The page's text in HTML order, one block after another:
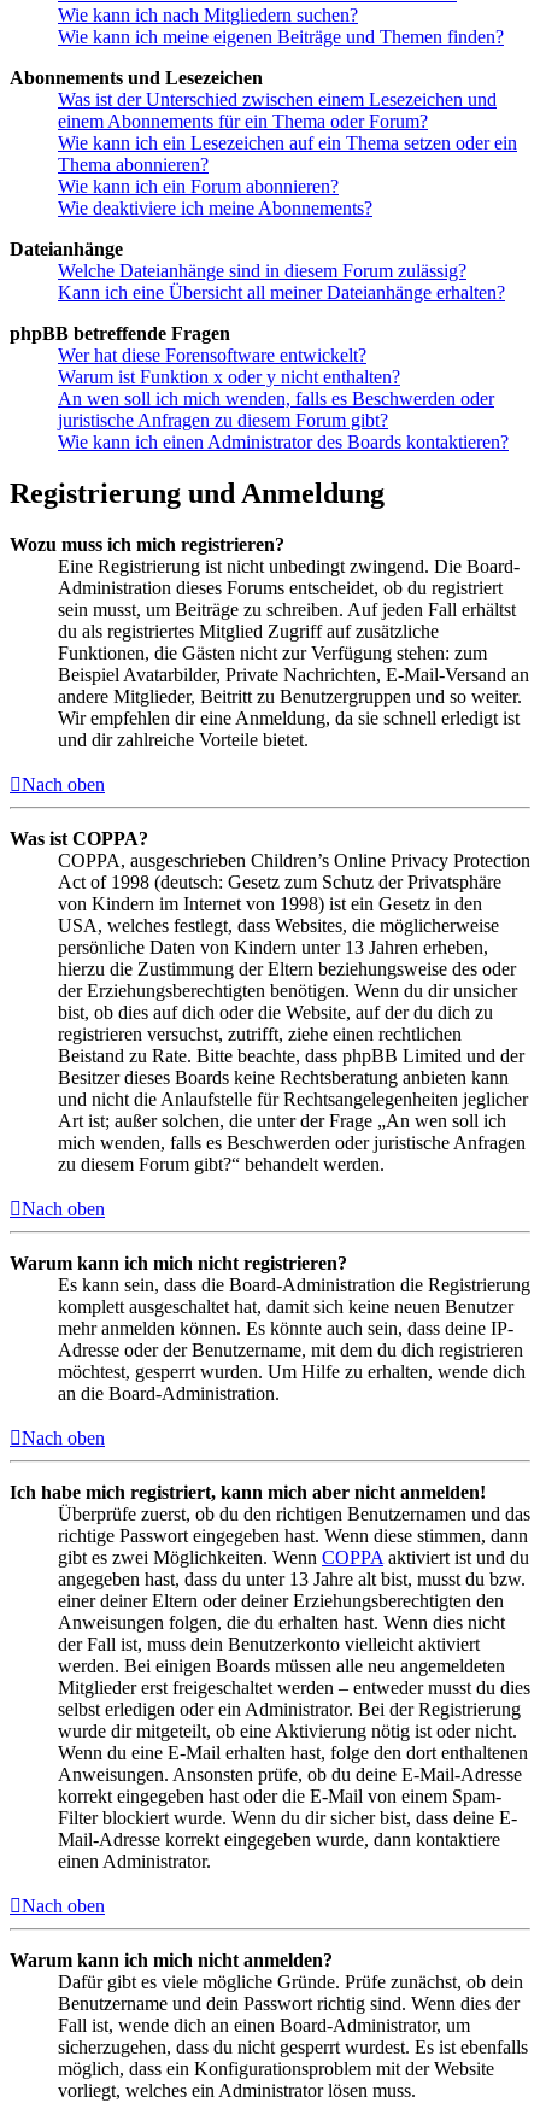
Wie kann ich nach Mitgliedern suchen?
Wie kann ich meine eigenen Beiträge und Themen finden?
Abonnements und Lesezeichen
Was ist der Unterschied zwischen einem Lesezeichen und
einem Abonnements für ein Thema oder Forum?
Wie kann ich ein Lesezeichen auf ein Thema setzen oder ein
Thema abonnieren?
Wie kann ich ein Forum abonnieren?
Wie deaktiviere ich meine Abonnements?
Dateianhänge
Welche Dateianhänge sind in diesem Forum zulässig?
Kann ich eine Übersicht all meiner Dateianhänge erhalten?
phpBB betreffende Fragen
Wer hat diese Forensoftware entwickelt?
Warum ist Funktion x oder y nicht enthalten?
An wen soll ich mich wenden, falls es Beschwerden oder
juristische Anfragen zu diesem Forum gibt?
Wie kann ich einen Administrator des Boards kontaktieren?
Registrierung und Anmeldung
Wozu muss ich mich registrieren?
Eine Registrierung ist nicht unbedingt zwingend. Die Board-
Administration dieses Forums entscheidet, ob du registriert
sein musst, um Beiträge zu schreiben. Auf jeden Fall erhältst
du als registriertes Mitglied Zugriff auf zusätzliche
Funktionen, die Gästen nicht zur Verfügung stehen: zum
Beispiel Avatarbilder, Private Nachrichten, E-Mail-Versand an
andere Mitglieder, Beitritt zu Benutzergruppen und so weiter.
Wir empfehlen dir eine Anmeldung, da sie schnell erledigt ist
und dir zahlreiche Vorteile bietet.
Nach oben
Was ist COPPA?
COPPA, ausgeschrieben Children’s Online Privacy Protection
Act of 1998 (deutsch: Gesetz zum Schutz der Privatsphäre
von Kindern im Internet von 1998) ist ein Gesetz in den
USA, welches festlegt, dass Websites, die möglicherweise
persönliche Daten von Kindern unter 13 Jahren erheben,
hierzu die Zustimmung der Eltern beziehungsweise des oder
der Erziehungsberechtigten benötigen. Wenn du dir unsicher
bist, ob dies auf dich oder die Website, auf der du dich zu
registrieren versuchst, zutrifft, ziehe einen rechtlichen
Beistand zu Rate. Bitte beachte, dass phpBB Limited und der
Besitzer dieses Boards keine Rechtsberatung anbieten kann
und nicht die Anlaufstelle für Rechtsangelegenheiten jeglicher
Art ist; außer solchen, die unter der Frage „An wen soll ich
mich wenden, falls es Beschwerden oder juristische Anfragen
zu diesem Forum gibt?“ behandelt werden.
Nach oben
Warum kann ich mich nicht registrieren?
Es kann sein, dass die Board-Administration die Registrierung
komplett ausgeschaltet hat, damit sich keine neuen Benutzer
mehr anmelden können. Es könnte auch sein, dass deine IP-
Adresse oder der Benutzername, mit dem du dich registrieren
möchtest, gesperrt wurden. Um Hilfe zu erhalten, wende dich
an die Board-Administration.
Nach oben
Ich habe mich registriert, kann mich aber nicht anmelden!
Überprüfe zuerst, ob du den richtigen Benutzernamen und das
richtige Passwort eingegeben hast. Wenn diese stimmen, dann
gibt es zwei Möglichkeiten. Wenn COPPA aktiviert ist und du
angegeben hast, dass du unter 13 Jahre alt bist, musst du bzw.
einer deiner Eltern oder deiner Erziehungsberechtigten den
Anweisungen folgen, die du erhalten hast. Wenn dies nicht
der Fall ist, muss dein Benutzerkonto vielleicht aktiviert
werden. Bei einigen Boards müssen alle neu angemeldeten
Mitglieder erst freigeschaltet werden – entweder musst du dies
selbst erledigen oder ein Administrator. Bei der Registrierung
wurde dir mitgeteilt, ob eine Aktivierung nötig ist oder nicht.
Wenn du eine E-Mail erhalten hast, folge den dort enthaltenen
Anweisungen. Ansonsten prüfe, ob du deine E-Mail-Adresse
korrekt eingegeben hast oder die E-Mail von einem Spam-
Filter blockiert wurde. Wenn du dir sicher bist, dass deine E-
Mail-Adresse korrekt eingegeben wurde, dann kontaktiere
einen Administrator.
Nach oben
Warum kann ich mich nicht anmelden?
Dafür gibt es viele mögliche Gründe. Prüfe zunächst, ob dein
Benutzername und dein Passwort richtig sind. Wenn dies der
Fall ist, wende dich an einen Board-Administrator, um
sicherzugehen, dass du nicht gesperrt wurdest. Es ist ebenfalls
möglich, dass ein Konfigurationsproblem mit der Website
vorliegt, welches ein Administrator lösen muss.